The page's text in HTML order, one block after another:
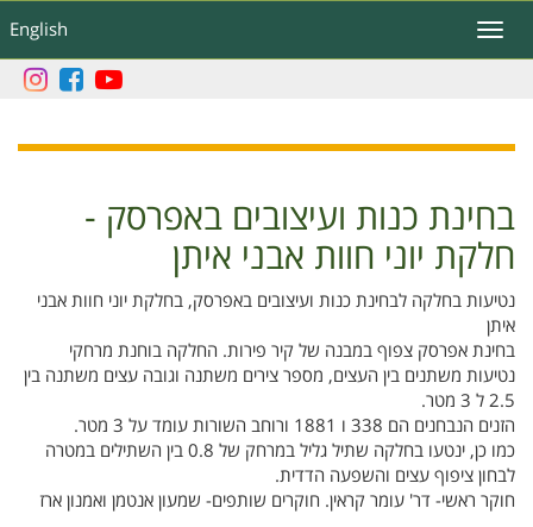
לתוכן
העיקרי
English
Toggle
navigation
בחינת כנות ועיצובים באפרסק -
חלקת יוני חוות אבני איתן
נטיעות בחלקה לבחינת כנות ועיצובים באפרסק, בחלקת יוני חוות אבני
איתן
בחינת אפרסק צפוף במבנה של קיר פירות. החלקה בוחנת מרחקי
נטיעות משתנים בין העצים, מספר צירים משתנה וגובה עצים משתנה בין
2.5 ל 3 מטר.
הזנים הנבחנים הם 338 ו 1881 ורוחב השורות עומד על 3 מטר.
כמו כן, ינטעו בחלקה שתיל גליל במרחק של 0.8 בין השתילים במטרה
לבחון ציפוף עצים והשפעה הדדית.
חוקר ראשי- דר' עומר קראין. חוקרים שותפים- שמעון אנטמן ואמנון ארז